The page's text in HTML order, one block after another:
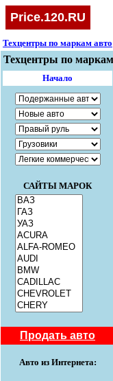
Price.120.RU
Техцентры по маркам авто
Техцентры по
Начало
САЙТЫ МАРОК
Продать авто
Авто из Интернета: